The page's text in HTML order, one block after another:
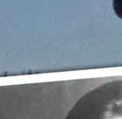
kierrosta. Öljynpaine riittää enää
pommituslennoilla Iljushin-
sotaan. Täpäriä tilanteita riitti ja
Kolmena vuonna hänellä oli
myös yksi maailmanennätys
ja vereen moottorimies Esko
kirjan päähenkilöitä ja
luettavuuttaan ja
- Krhmmm... Mikä perkele nyt oli,